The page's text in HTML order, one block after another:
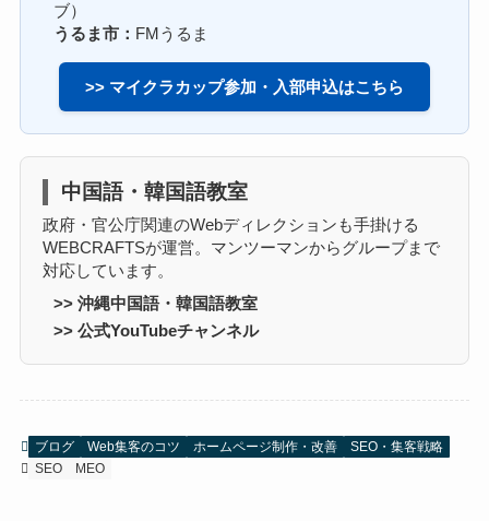
ブ）
うるま市： FMうるま
>> マイクラカップ参加・入部申込はこちら
中国語・韓国語教室
政府・官公庁関連のWebディレクションも手掛ける
WEBCRAFTSが運営。マンツーマンからグループまで
対応しています。
>> 沖縄中国語・韓国語教室
>> 公式YouTubeチャンネル
ブログ Web集客のコツ ホームページ制作・改善
SEO・集客戦略
SEO
MEO